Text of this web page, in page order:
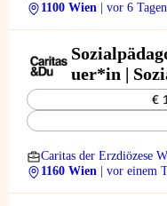
1100 Wien
| vor 6 Tagen
uer*in |
€
Caritas der Erzdiözese
1160 Wien
| vor einem